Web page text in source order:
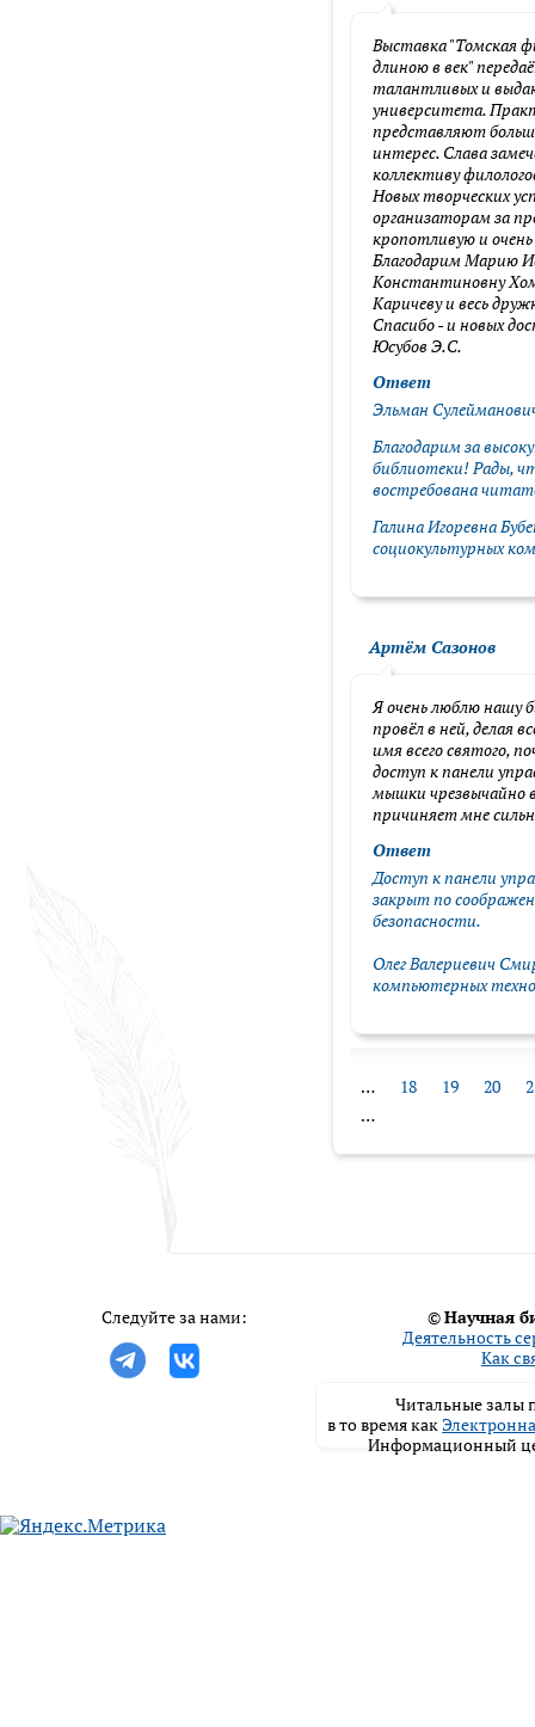
Выставка "Томская
длиною в век"
талантливых и
университета.
представляют
интерес. Слава
коллективу
Новых творческих
организаторам за
кропотливую и
Благодарим Марию
Константиновну
Каричеву и весь
Спасибо - и новых
Юсубов Э.С.
Ответ
Эльман
Благодарим за
библиотеки! Рады,
востребована
Галина Игоревна
социокультурных
Артём Сазонов
Я очень люблю нашу
провёл в ней, делая
имя всего святого,
доступ к панели
мышки чрезвычайно
причиняет мне
Ответ
Доступ к панели
закрыт по
безопасности.
Олег Валериевич
компьютерных
… 18 19 20
…
Следуйте за нами: ©Научная
Деятельность
Как
Читальные залы
в то время как
Информационный